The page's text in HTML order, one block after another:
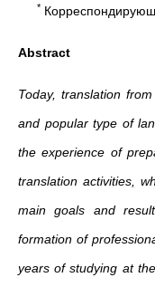
*
Abstract
Today, translation
and popular type of
the experience of
translation activities,
main goals and
formation of
years of studying at